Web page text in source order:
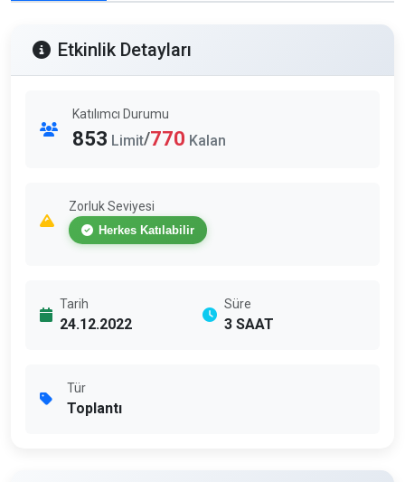
Etkinlik Detayları
Katılımcı Durumu
853 Limit/770 Kalan
Zorluk Seviyesi
Herkes Katılabilir
Tarih
24.12.2022
Süre
3 SAAT
Tür
Toplantı